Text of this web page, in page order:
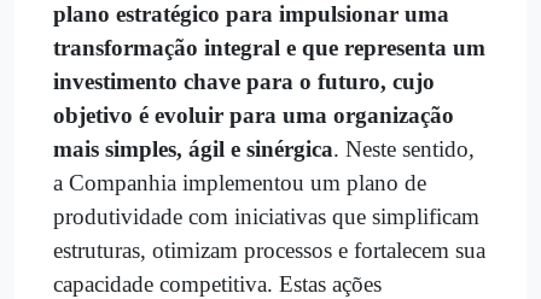
plano estratégico para impulsionar uma
transformação integral e que representa um
investimento chave para o futuro, cujo
objetivo é evoluir para uma organização
mais simples, ágil e sinérgica. Neste sentido,
a Companhia implementou um plano de
produtividade com iniciativas que simplificam
estruturas, otimizam processos e fortalecem sua
capacidade competitiva. Estas ações